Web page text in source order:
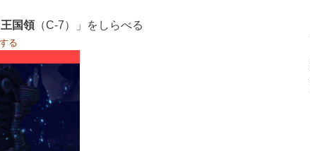
国領 （C-7）」をしらべる
る